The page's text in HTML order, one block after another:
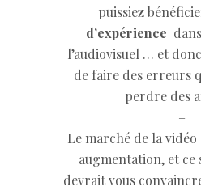
puissiez
d’expérience
l’audiovisuel … et
de faire des erreurs
perdre des
–
Le marché de la
augmentation, et
devrait vous